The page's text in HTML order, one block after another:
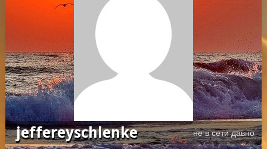
jeffereyschlenke не в сети давно